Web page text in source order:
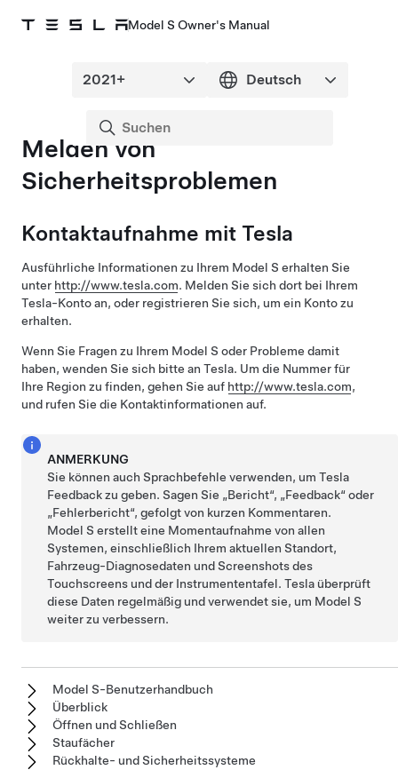
Model S Owner's Manual
Melden von
Sicherheitsproblemen
Kontaktaufnahme mit Tesla
Ausführliche Informationen zu Ihrem Model S erhalten Sie
unter http://www.tesla.com. Melden Sie sich dort bei Ihrem
Tesla-Konto an, oder registrieren Sie sich, um ein Konto zu
erhalten.
Wenn Sie Fragen zu Ihrem Model S oder Probleme damit
haben, wenden Sie sich bitte an Tesla. Um die Nummer für
Ihre Region zu finden, gehen Sie auf http://www.tesla.com,
und rufen Sie die Kontaktinformationen auf.
ANMERKUNG
Sie können auch Sprachbefehle verwenden, um Tesla
Feedback zu geben. Sagen Sie „Bericht“, „Feedback“oder
„Fehlerbericht“, gefolgt von kurzen Kommentaren.
Model S erstellt eine Momentaufnahme von allen
Systemen, einschließlich Ihrem aktuellen Standort,
Fahrzeug-Diagnosedaten und Screenshots des
Touchscreens und der Instrumententafel. Tesla überprüft
diese Daten regelmäßig und verwendet sie, um Model S
weiter zu verbessern.
Model S-Benutzerhandbuch
Überblick
Öffnen und Schließen
Staufächer
Rückhalte- und Sicherheitssysteme